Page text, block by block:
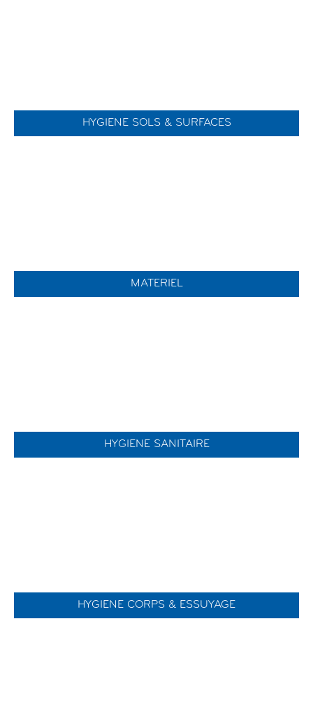
HYGIENE SOLS & SURFACES
MATERIEL
HYGIENE SANITAIRE
HYGIENE CORPS & ESSUYAGE